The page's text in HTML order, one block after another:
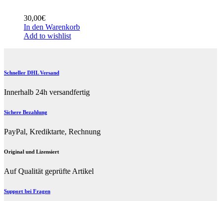
30,00€
In den Warenkorb
Add to wishlist
Schneller DHL Versand
Innerhalb 24h versandfertig
Sichere Bezahlung
PayPal, Krediktarte, Rechnung
Original und Lizensiert
Auf Qualität geprüfte Artikel
Support bei Fragen